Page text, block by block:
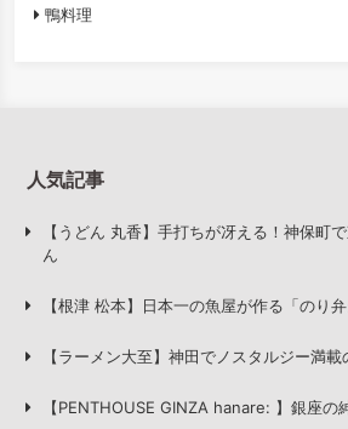
鴨料理
人気記事
【うどん 丸香】手打ちが冴える！神保町
ん
【根津 松本】日本一の魚屋が作る「のり
【ラーメン大至】神田でノスタルジー満
【PENTHOUSE GINZA hanare: 】銀座の